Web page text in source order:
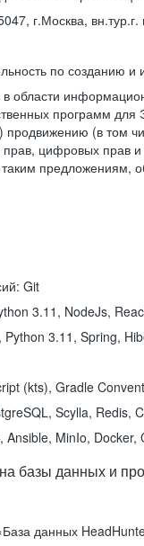
г.Москва,
по созданию
в области
программ
(в том
цифровых прав
предложениям,
Git
3.11, NodeJs,
3.11, Spring,
(kts), Gradle
Scylla, Redis,
Ansible, MinIo, Docker,
базы данных и
данных